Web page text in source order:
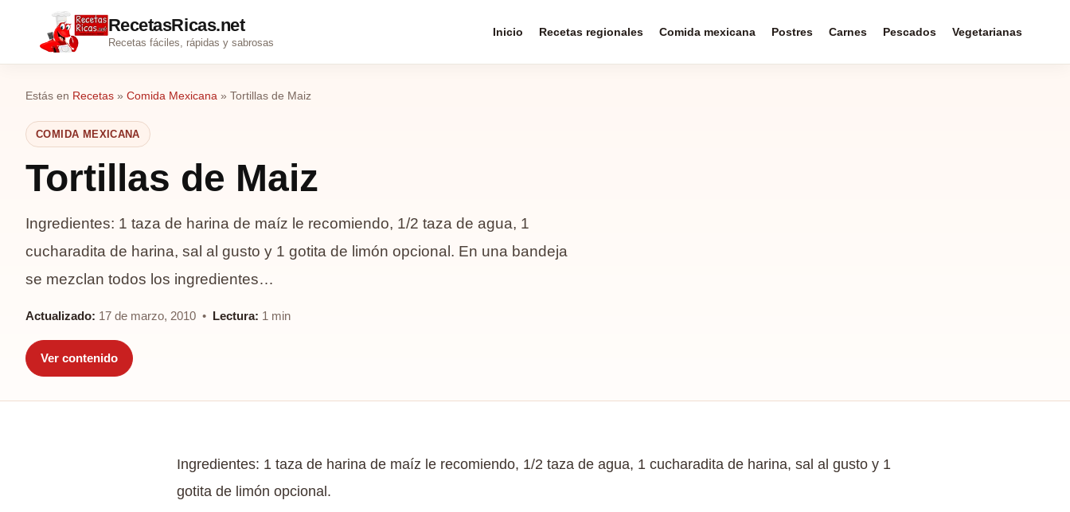
RecetasRicas.net
Recetas fáciles, rápidas y sabrosas
Inicio Recetas regionales Comida mexicana Postres Carnes Pescados Vegetarianas
Estás en Recetas » Comida Mexicana » Tortillas de Maiz
COMIDA MEXICANA
Tortillas de Maiz
Ingredientes: 1 taza de harina de maíz le recomiendo, 1/2 taza de agua, 1
cucharadita de harina, sal al gusto y 1 gotita de limón opcional. En una bandeja
se mezclan todos los ingredientes…
Actualizado: 17 de marzo, 2010 • Lectura: 1 min
Ver contenido
Ingredientes: 1 taza de harina de maíz le recomiendo, 1/2 taza de agua, 1 cucharadita de harina, sal al gusto y 1
gotita de limón opcional.